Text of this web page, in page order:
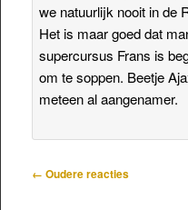
we natuurlijk nooit in de
Het is maar goed dat
supercursus Frans is
om te soppen. Beetje
meteen al aangenamer.
Reactienavigatie
← Oudere reacties